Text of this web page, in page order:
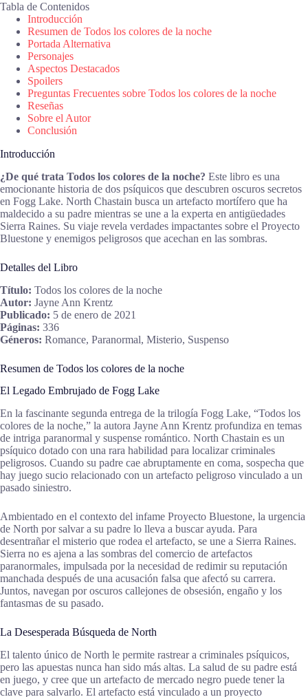
Tabla de Contenidos
Introducción
Resumen de Todos los colores de la noche
Portada Alternativa
Personajes
Aspectos Destacados
Spoilers
Preguntas Frecuentes sobre Todos los colores de la noche
Reseñas
Sobre el Autor
Conclusión
Introducción
¿De qué trata Todos los colores de la noche? Este libro es una
emocionante historia de dos psíquicos que descubren oscuros secretos
en Fogg Lake. North Chastain busca un artefacto mortífero que ha
maldecido a su padre mientras se une a la experta en antigüedades
Sierra Raines. Su viaje revela verdades impactantes sobre el Proyecto
Bluestone y enemigos peligrosos que acechan en las sombras.
Detalles del Libro
Título: Todos los colores de la noche
Autor: Jayne Ann Krentz
Publicado: 5 de enero de 2021
Páginas: 336
Géneros: Romance, Paranormal, Misterio, Suspenso
Resumen de Todos los colores de la noche
El Legado Embrujado de Fogg Lake
En la fascinante segunda entrega de la trilogía Fogg Lake, “Todos los
colores de la noche,” la autora Jayne Ann Krentz profundiza en temas
de intriga paranormal y suspense romántico. North Chastain es un
psíquico dotado con una rara habilidad para localizar criminales
peligrosos. Cuando su padre cae abruptamente en coma, sospecha que
hay juego sucio relacionado con un artefacto peligroso vinculado a un
pasado siniestro.
Ambientado en el contexto del infame Proyecto Bluestone, la urgencia
de North por salvar a su padre lo lleva a buscar ayuda. Para
desentrañar el misterio que rodea el artefacto, se une a Sierra Raines.
Sierra no es ajena a las sombras del comercio de artefactos
paranormales, impulsada por la necesidad de redimir su reputación
manchada después de una acusación falsa que afectó su carrera.
Juntos, navegan por oscuros callejones de obsesión, engaño y los
fantasmas de su pasado.
La Desesperada Búsqueda de North
El talento único de North le permite rastrear a criminales psíquicos,
pero las apuestas nunca han sido más altas. La salud de su padre está
en juego, y cree que un artefacto de mercado negro puede tener la
clave para salvarlo. El artefacto está vinculado a un proyecto